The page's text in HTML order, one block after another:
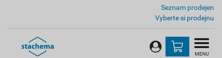
Seznam prodejen
Vyberte si prodejnu
MENU